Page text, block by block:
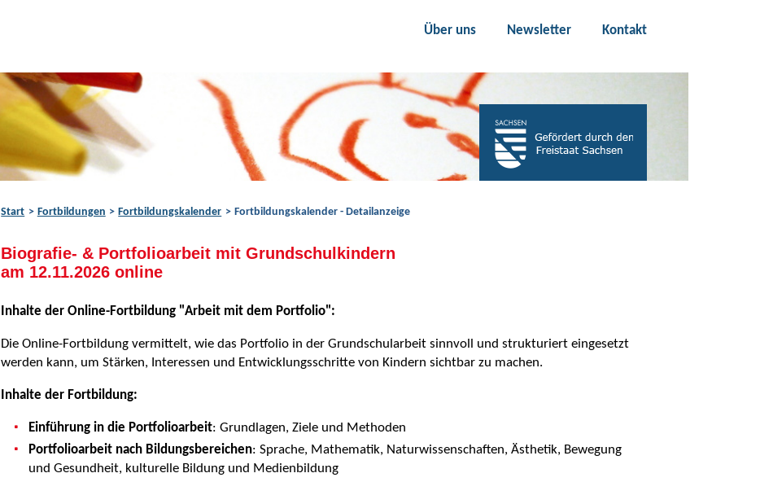
Über uns
Newsletter Kontakt
Start Fortbildungen Fortbildungskalender Fortbildungskalender - Detailanzeige
Biografie- & Portfolioarbeit mit Grundschulkindern
am 12.11.2026 online
Inhalte der Online-Fortbildung "Arbeit mit dem Portfolio":
Die Online-Fortbildung vermittelt, wie das Portfolio in der Grundschularbeit sinnvoll und strukturiert eingesetzt
werden kann, um Stärken, Interessen und Entwicklungsschritte von Kindern sichtbar zu machen.
Inhalte der Fortbildung:
Einführung in die Portfolioarbeit: Grundlagen, Ziele und Methoden
Portfolioarbeit nach Bildungsbereichen: Sprache, Mathematik, Naturwissenschaften, Ästhetik, Bewegung
und Gesundheit, kulturelle Bildung und Medienbildung